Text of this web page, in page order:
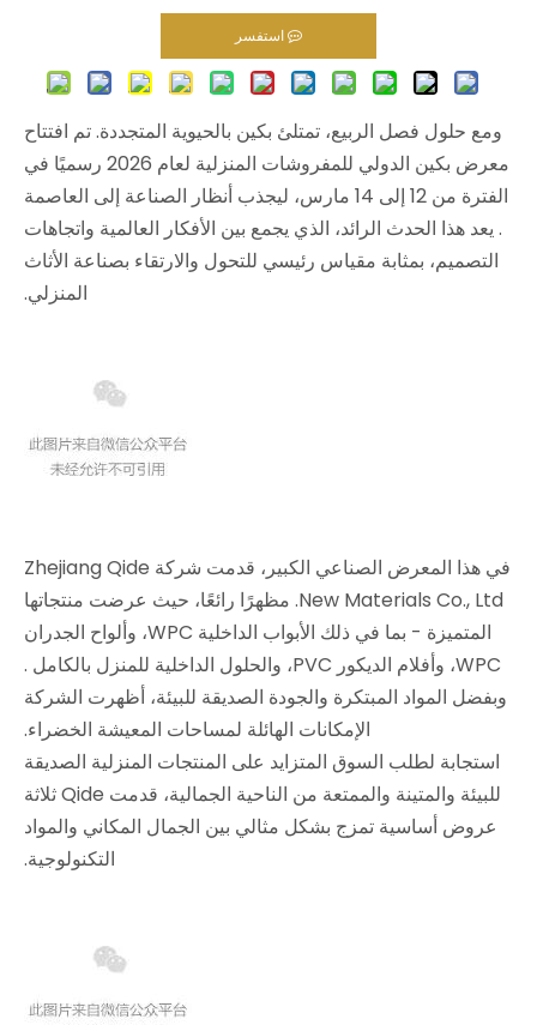
استفسر
ومع حلول فصل الربيع، تمتلئ بكين بالحيوية المتجددة. تم افتتاح
معرض بكين الدولي للمفروشات المنزلية لعام 2026 رسميًا في
الفترة من 12 إلى 14 مارس، ليجذب أنظار الصناعة إلى العاصمة
. يعد هذا الحدث الرائد، الذي يجمع بين الأفكار العالمية واتجاهات
التصميم، بمثابة مقياس رئيسي للتحول والارتقاء بصناعة الأثاث
المنزلي.
في هذا المعرض الصناعي الكبير، قدمت شركة Zhejiang Qide
New Materials Co., Ltd. مظهرًا رائعًا، حيث عرضت منتجاتها
المتميزة - بما في ذلك الأبواب الداخلية WPC، وألواح الجدران
WPC، وأفلام الديكور PVC، والحلول الداخلية للمنزل بالكامل
.
وبفضل المواد المبتكرة والجودة الصديقة للبيئة، أظهرت الشركة
الإمكانات الهائلة لمساحات المعيشة الخضراء.
استجابة لطلب السوق المتزايد على المنتجات المنزلية الصديقة
للبيئة والمتينة والممتعة من الناحية الجمالية، قدمت Qide ثلاثة
عروض أساسية تمزج بشكل مثالي بين الجمال المكاني والمواد
التكنولوجية.